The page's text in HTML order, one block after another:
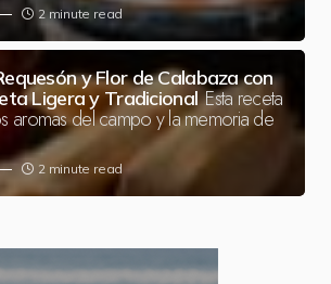
2 minute read
y Flor de Calabaza con
Ligera y Tradicional Esta receta
aromas del campo y la memoria de
2 minute read